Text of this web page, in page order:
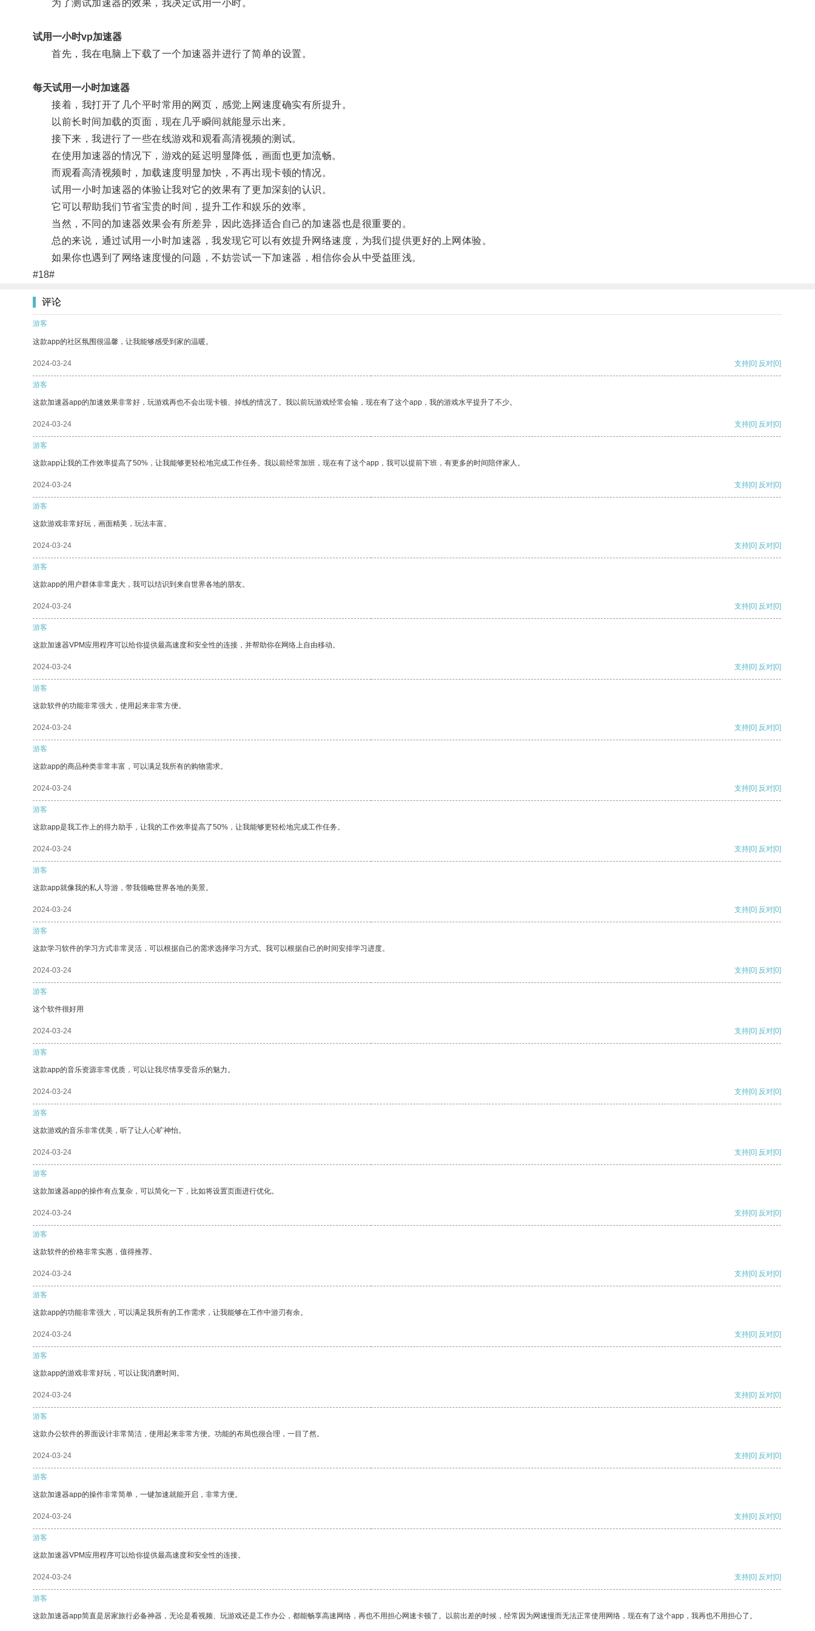
为了测试加速器的效果，我决定试用一小时。
试用一小时vp加速器
首先，我在电脑上下载了一个加速器并进行了简单的设置。
每天试用一小时加速器
接着，我打开了几个平时常用的网页，感觉上网速度确实有所提升。
以前长时间加载的页面，现在几乎瞬间就能显示出来。
接下来，我进行了一些在线游戏和观看高清视频的测试。
在使用加速器的情况下，游戏的延迟明显降低，画面也更加流畅。
而观看高清视频时，加载速度明显加快，不再出现卡顿的情况。
试用一小时加速器的体验让我对它的效果有了更加深刻的认识。
它可以帮助我们节省宝贵的时间，提升工作和娱乐的效率。
当然，不同的加速器效果会有所差异，因此选择适合自己的加速器也是很重要的。
总的来说，通过试用一小时加速器，我发现它可以有效提升网络速度，为我们提供更好的上网体验。
如果你也遇到了网络速度慢的问题，不妨尝试一下加速器，相信你会从中受益匪浅。
#18#
评论
游客
这款app的社区氛围很温馨，让我能够感受到家的温暖。
2024-03-24 支持[0] 反对[0]
游客
这款加速器app的加速效果非常好，玩游戏再也不会出现卡顿、掉线的情况了。我以前玩游戏经常会输，现在有了这个app，我的游戏水平提升了不少。
2024-03-24 支持[0] 反对[0]
游客
这款app让我的工作效率提高了50%，让我能够更轻松地完成工作任务。我以前经常加班，现在有了这个app，我可以提前下班，有更多的时间陪伴家人。
2024-03-24 支持[0] 反对[0]
游客
这款游戏非常好玩，画面精美，玩法丰富。
2024-03-24 支持[0] 反对[0]
游客
这款app的用户群体非常庞大，我可以结识到来自世界各地的朋友。
2024-03-24 支持[0] 反对[0]
游客
这款加速器VPM应用程序可以给你提供最高速度和安全性的连接，并帮助你在网络上自由移动。
2024-03-24 支持[0] 反对[0]
游客
这款软件的功能非常强大，使用起来非常方便。
2024-03-24 支持[0] 反对[0]
游客
这款app的商品种类非常丰富，可以满足我所有的购物需求。
2024-03-24 支持[0] 反对[0]
游客
这款app是我工作上的得力助手，让我的工作效率提高了50%，让我能够更轻松地完成工作任务。
2024-03-24 支持[0] 反对[0]
游客
这款app就像我的私人导游，带我领略世界各地的美景。
2024-03-24 支持[0] 反对[0]
游客
这款学习软件的学习方式非常灵活，可以根据自己的需求选择学习方式。我可以根据自己的时间安排学习进度。
2024-03-24 支持[0] 反对[0]
游客
这个软件很好用
2024-03-24 支持[0] 反对[0]
游客
这款app的音乐资源非常优质，可以让我尽情享受音乐的魅力。
2024-03-24 支持[0] 反对[0]
游客
这款游戏的音乐非常优美，听了让人心旷神怡。
2024-03-24 支持[0] 反对[0]
游客
这款加速器app的操作有点复杂，可以简化一下，比如将设置页面进行优化。
2024-03-24 支持[0] 反对[0]
游客
这款软件的价格非常实惠，值得推荐。
2024-03-24 支持[0] 反对[0]
游客
这款app的功能非常强大，可以满足我所有的工作需求，让我能够在工作中游刃有余。
2024-03-24 支持[0] 反对[0]
游客
这款app的游戏非常好玩，可以让我消磨时间。
2024-03-24 支持[0] 反对[0]
游客
这款办公软件的界面设计非常简洁，使用起来非常方便。功能的布局也很合理，一目了然。
2024-03-24 支持[0] 反对[0]
游客
这款加速器app的操作非常简单，一键加速就能开启，非常方便。
2024-03-24 支持[0] 反对[0]
游客
这款加速器VPM应用程序可以给你提供最高速度和安全性的连接。
2024-03-24 支持[0] 反对[0]
游客
这款加速器app简直是居家旅行必备神器，无论是看视频、玩游戏还是工作办公，都能畅享高速网络，再也不用担心网速卡顿了。以前出差的时候，经常因为网速慢而无法正常使用网络，现在有了这个app，我再也不用担心了。